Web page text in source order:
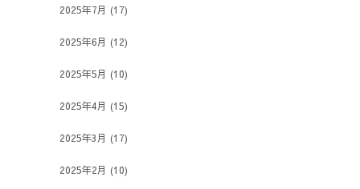
2025年7月 (17)
2025年6月 (12)
2025年5月 (10)
2025年4月 (15)
2025年3月 (17)
2025年2月 (10)